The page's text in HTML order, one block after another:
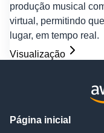
produção musical
virtual, permitindo
lugar, em tempo real.
Visualização
Página inicial